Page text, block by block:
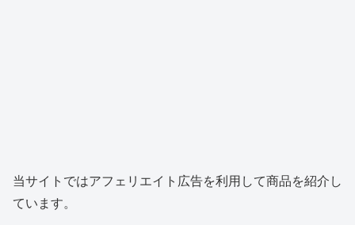
当サイトではアフェリエイト広告を利用して商品を紹介し
ています。